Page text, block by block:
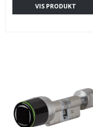
VIS PRODUKT